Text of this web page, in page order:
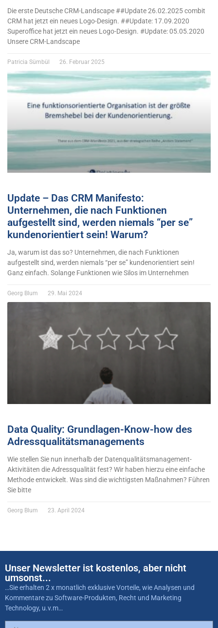
Die erste Deutsche CRM-Landscape ##Update 26.02.2025 combit
CRM hat jetzt ein neues Logo-Design. ##Update: 17.09.2020
Superoffice hat jetzt ein neues Logo-Design. #Update: 05.05.2020
Unsere CRM-Landscape
Patricia Sümbül 26. Februar 2025
Update – Das CRM Manifesto:
Unternehmen, die nach Funktionen
aufgestellt sind, werden niemals “per se”
kundenorientiert sein! Warum?
Ja, warum ist das so? Unternehmen, die nach Funktionen
aufgestellt sind, werden niemals “per se” kundenorientiert sein!
Ganz einfach. Solange Funktionen wie Silos im Unternehmen
Georg Blum 29. Mai 2024
Data Quality: Grundlagen-Know-how des
Adressqualitätsmanagements
Wie stellen Sie nun innerhalb der Datenqualitätsmanagement-
Aktivitäten die Adressqualität fest? Wir haben hierzu eine einfache
Methode entwickelt. Was sind die wichtigsten Maßnahmen? Führen
Sie bitte
Georg Blum 23. April 2024
Unser Newsletter ist kostenlos, aber nicht
umsonst...
…Sie erhalten 2 x monatlich exklusive Vorteile, wie Analysen und
Kommentare zu Software-Produkten, Recht und Marketing
Technology, u.v.m…